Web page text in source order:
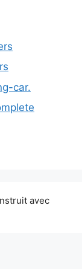
car.
avec